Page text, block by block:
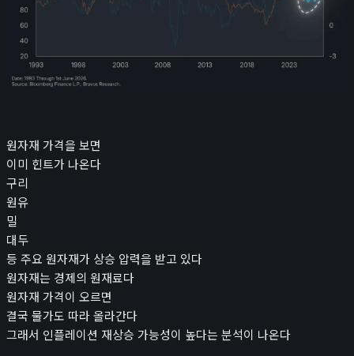
원자재 가격을 보면
이미 힌트가 나온다
구리
원유
밀
대두
등 주요 원자재가 상승 압력을 받고 있다
원자재는 경제의 원재료다
원자재 가격이 오르면
결국 물가도 따라 올라간다
그래서 인플레이션 재상승 가능성이 높다는 분석이 나온다